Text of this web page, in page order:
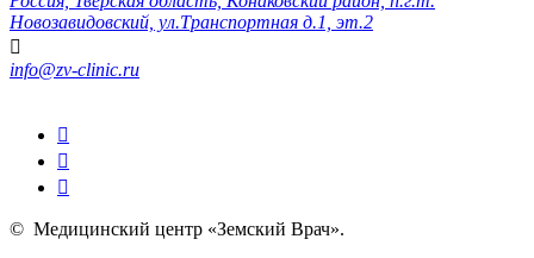
Новозавидовский, ул.Транспортная д.1, эт.2
info@zv-clinic.ru
© Медицинский центр «Земский Врач».